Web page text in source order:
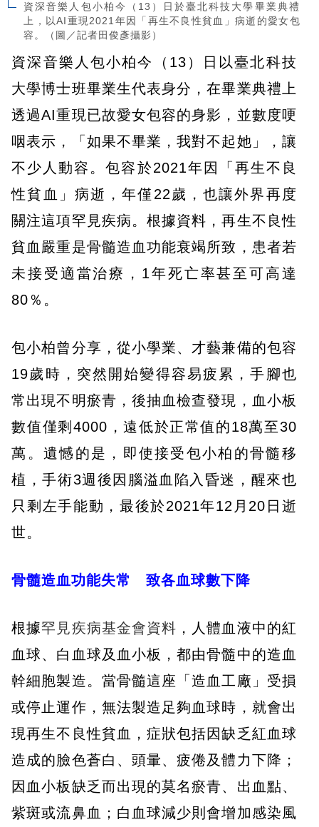
資深音樂人包小柏今（13）日於臺北科技大學畢業典禮
上，以AI重現2021年因「再生不良性貧血」病逝的愛女包
容。（圖／記者田俊彥攝影）
資深音樂人包小柏今（13）日以臺北科技
大學博士班畢業生代表身分，在畢業典禮上
透過AI重現已故愛女包容的身影，並數度哽
咽表示，「如果不畢業，我對不起她」，讓
不少人動容。包容於2021年因「再生不良
性貧血」病逝，年僅22歲，也讓外界再度
關注這項罕見疾病。根據資料，再生不良性
貧血嚴重是骨髓造血功能衰竭所致，患者若
未接受適當治療，1年死亡率甚至可高達
80％。
包小柏曾分享，從小學業、才藝兼備的包容
19歲時，突然開始變得容易疲累，手腳也
常出現不明瘀青，後抽血檢查發現，血小板
數值僅剩4000，遠低於正常值的18萬至30
萬。遺憾的是，即使接受包小柏的骨髓移
植，手術3週後因腦溢血陷入昏迷，醒來也
只剩左手能動，最後於2021年12月20日逝
世。
骨髓造血功能失常 致各血球數下降
根據罕見疾病基金會資料 ，人體血液中的紅
血球、白血球及血小板，都由骨髓中的造血
幹細胞製造。當骨髓這座「造血工廠」受損
或停止運作，無法製造足夠血球時，就會出
現再生不良性貧血，症狀包括因缺乏紅血球
造成的臉色蒼白、頭暈、疲倦及體力下降；
因血小板缺乏而出現的莫名瘀青、出血點、
紫斑或流鼻血；白血球減少則會增加感染風